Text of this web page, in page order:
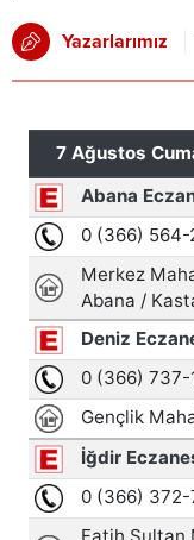
Yazarlarımız